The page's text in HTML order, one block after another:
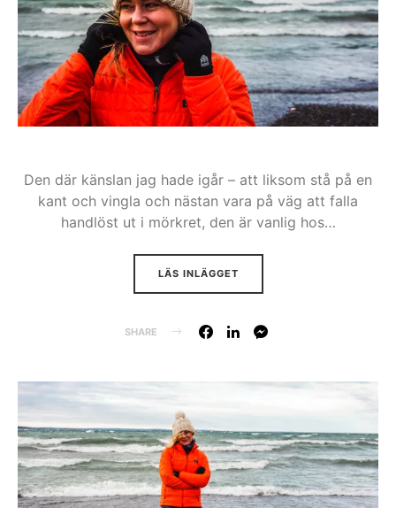
Den där känslan jag hade igår – att liksom stå på en
kant och vingla och nästan vara på väg att falla
handlöst ut i mörkret, den är vanlig hos…
LÄS INLÄGGET
SHARE